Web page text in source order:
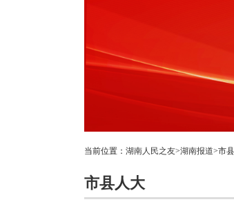
当前位置： 湖南人民之友>湖南报道>市
市县人大